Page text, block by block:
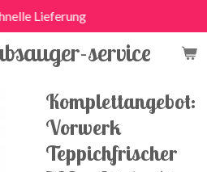
service
Lieferung
Komplettangebot:
Vorwerk
Teppichfrischer